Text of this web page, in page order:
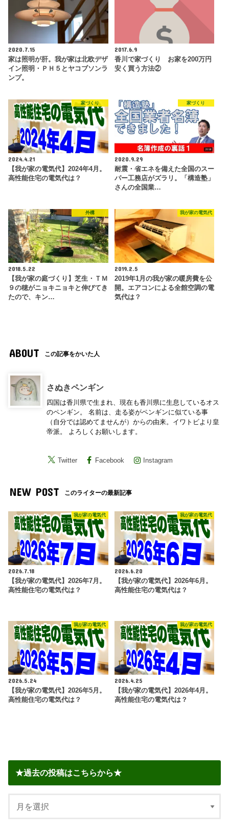
2020.7.15
家は照明が肝。我が家は北欧デザ
イン照明・ＰＨ５とヤコブソンラ
ンプ。
2017.6.9
香川で家づくり お家を200万円
安く買う方法②
家づくり
2024.4.21
【我が家の電気代】2024年4月。
高性能住宅の電気代は？
家づくり
2020.9.29
耐震・省エネを備えた全国のスー
パー工務店がズラリ。「構造塾」
さんの全国業…
外構
2018.5.22
【我が家の庭づくり】芝生・ＴＭ
９の穂がニョキニョキと伸びてき
たので、キン…
我が家の電気代
2019.2.5
2019年1月の我が家の暖房費を公
開。エアコンによる全館空調の電
気代は？
ABOUT この記事をかいた人
さぬきペンギン
四国は香川県で生まれ、現在も香川県に生息しているオス
のペンギン。 名前は、走る姿がペンギンに似ている事
（自分では認めてませんが）からの由来。イワトビより皇
帝派。 よろしくお願いします。
Twitter Facebook Instagram
NEW POST このライターの最新記事
我が家の電気代
2026.7.18
【我が家の電気代】2026年7月。
高性能住宅の電気代は？
我が家の電気代
2026.6.20
【我が家の電気代】2026年6月。
高性能住宅の電気代は？
我が家の電気代
2026.5.24
【我が家の電気代】2026年5月。
高性能住宅の電気代は？
我が家の電気代
2026.4.25
【我が家の電気代】2026年4月。
高性能住宅の電気代は？
★過去の投稿はこちらから★